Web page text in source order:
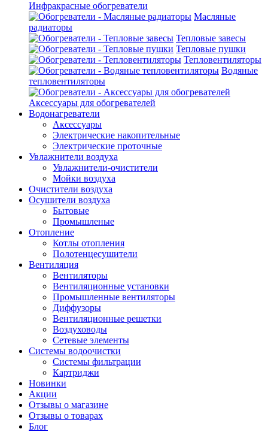
Инфракрасные обогреватели
Масляные
радиаторы
Тепловые завесы
Тепловые пушки
Тепловентиляторы
Водяные
тепловентиляторы
Аксессуары для обогревателей
Водонагреватели
Аксессуары
Электрические накопительные
Электрические проточные
Увлажнители воздуха
Увлажнители-очистители
Мойки воздуха
Очистители воздуха
Осушители воздуха
Бытовые
Промышленые
Отопление
Котлы отопления
Полотенцесушители
Вентиляция
Вентиляторы
Вентиляционные установки
Промышленные вентиляторы
Диффузоры
Вентиляционные решетки
Воздуховоды
Сетевые элементы
Системы водоочистки
Системы фильтрации
Картриджи
Новинки
Акции
Отзывы о магазине
Отзывы о товарах
Блог